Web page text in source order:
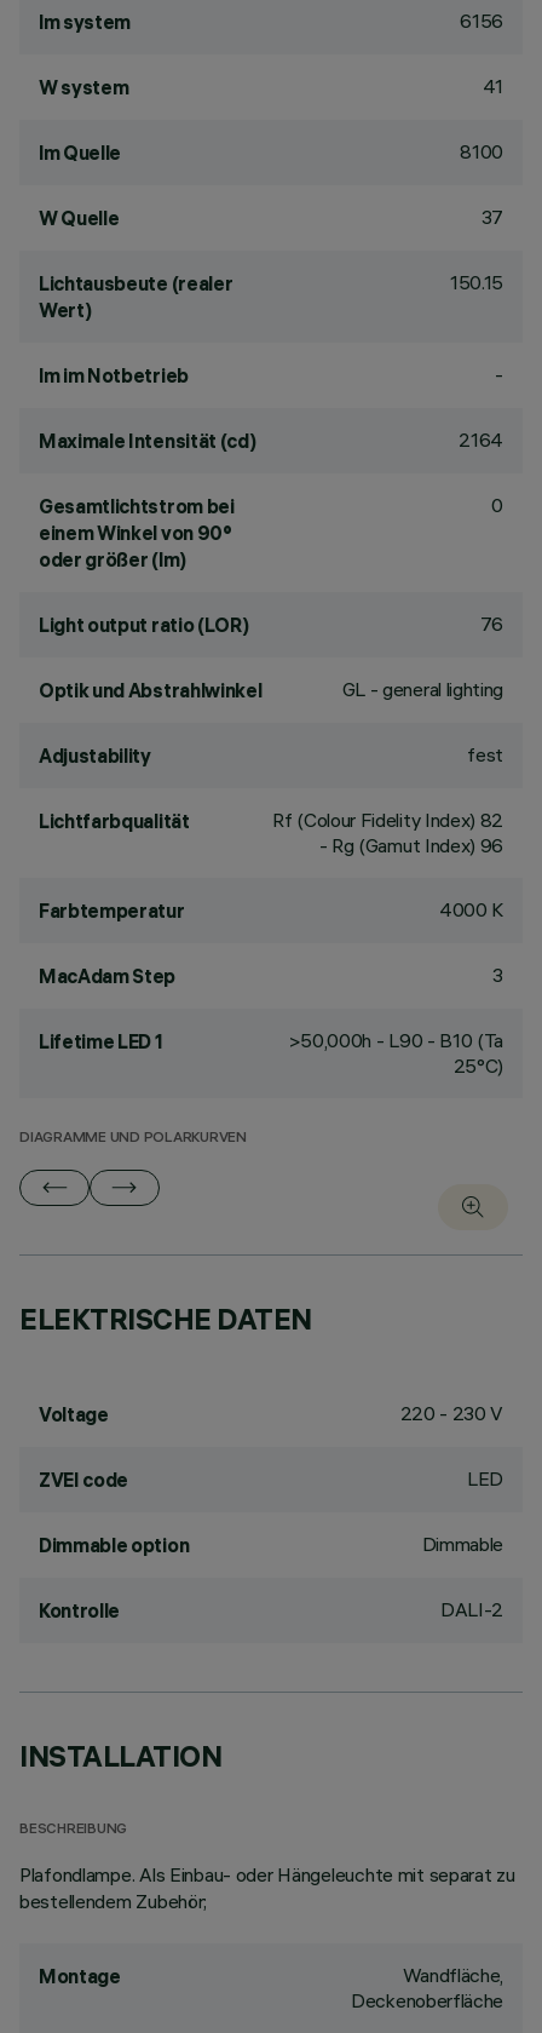
lm system 6156
W system 41
lm Quelle 8100
W Quelle 37
Lichtausbeute (realer
Wert)
150.15
lm im Notbetrieb -
Maximale Intensität (cd) 2164
Gesamtlichtstrom bei
einem Winkel von 90°
oder größer (lm)
0
Light output ratio (LOR) 76
Optik und Abstrahlwinkel GL - general lighting
Adjustability fest
Lichtfarbqualität
Rf (Colour Fidelity Index) 82
- Rg (Gamut Index) 96
Farbtemperatur 4000 K
MacAdam Step 3
Lifetime LED 1
>50,000h - L90 - B10 (Ta
25°C)
DIAGRAMME UND POLARKURVEN
ELEKTRISCHE DATEN
Voltage 220 - 230 V
ZVEI code LED
Dimmable option Dimmable
Kontrolle DALI-2
INSTALLATION
BESCHREIBUNG
Plafondlampe. Als Einbau- oder Hängeleuchte mit separat zu
bestellendem Zubehör;
Montage
Wandfläche,
Deckenoberfläche